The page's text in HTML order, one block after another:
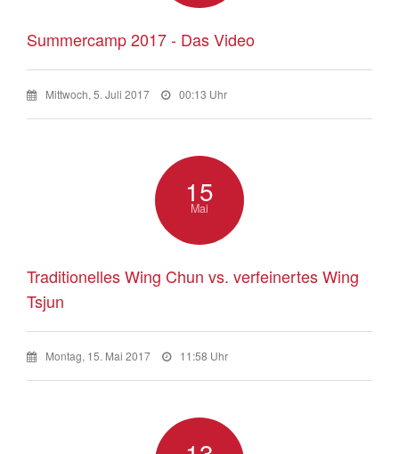
Summercamp 2017 - Das Video
Mittwoch, 5. Juli 2017 00:13 Uhr
15
Mai
Traditionelles Wing Chun vs. verfeinertes Wing
Tsjun
Montag, 15. Mai 2017 11:58 Uhr